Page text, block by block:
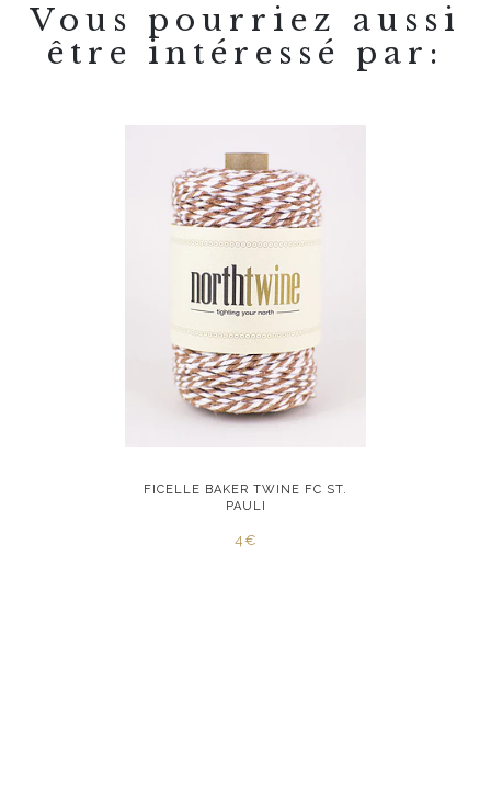
Vous pourriez aussi
être intéressé par:
FICELLE BAKER TWINE FC ST.
PAULI
4€